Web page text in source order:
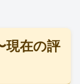
現在の評